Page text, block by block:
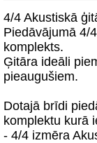
4/4 Akustiskā
Piedāvājumā 4/
komplekts.
Ģitāra ideāli
pieaugušiem.
Dotajā brīdi
komplektu kurā
- 4/4 izmēra